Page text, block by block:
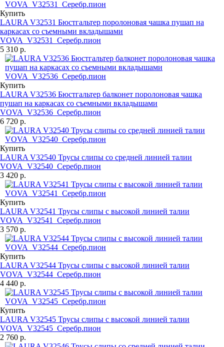
Купить
LAURA V32531 Бюстгальтер поролоновая чашка пушап на
каркасах со съемными вкладышами
VOVA_V32531_Серебр.пион
5 310 р.
Купить
LAURA V32536 Бюстгальтер балконет поролоновая чашка
пушап на каркасах со съемными вкладышами
VOVA_V32536_Серебр.пион
6 720 р.
Купить
LAURA V32540 Трусы слипы со средней линией талии
VOVA_V32540_Серебр.пион
3 420 р.
Купить
LAURA V32541 Трусы слипы с высокой линией талии
VOVA_V32541_Серебр.пион
3 570 р.
Купить
LAURA V32544 Трусы слипы с высокой линией талии
VOVA_V32544_Серебр.пион
4 440 р.
Купить
LAURA V32545 Трусы слипы с высокой линией талии
VOVA_V32545_Серебр.пион
2 760 р.